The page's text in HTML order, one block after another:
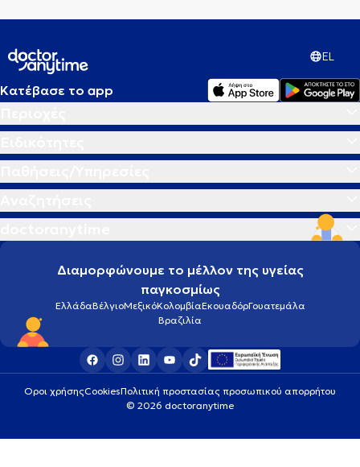
EL
Κατέβασε το app
Διαμορφώνουμε το μέλλον της υγείας
παγκοσμίως
ΕλλάδαΒέλγιοΜεξικόΚολομβίαΕκουαδόρΓουατεμάλα
Βραζιλία
Οροι χρήσηςCookiesΠολιτική προστασίας προσωπικού απορρήτου
© 2026 doctoranytime